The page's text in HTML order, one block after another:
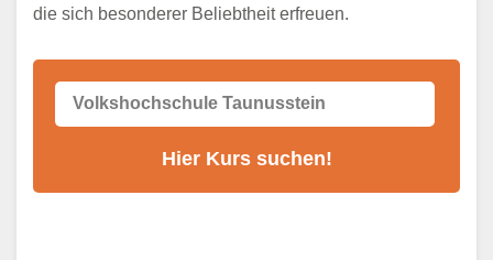
Alternativen zum VHS Programm 2026 in
die sich besonderer Beliebtheit erfreuen.